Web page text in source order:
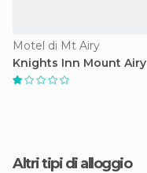
Motel di Mt Airy
Knights Inn Mount Airy
Altri tipi di alloggio